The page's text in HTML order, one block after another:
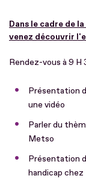
Dans le cadre de
venez découvrir
Rendez-vous à 9 H
Présentation
une vidéo
Parler du
Metso
Présentation
handicap